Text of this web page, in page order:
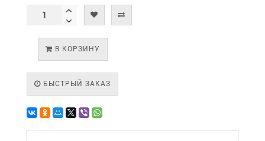
В КОРЗИНУ
БЫСТРЫЙ ЗАКАЗ